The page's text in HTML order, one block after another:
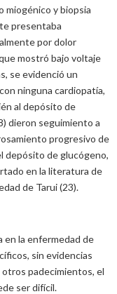
miogénico y biopsia
presentaba
por dolor
mostró bajo voltaje
se evidenció un
ninguna cardiopatía,
al depósito de
dieron seguimiento a
progresivo de
depósito de glucógeno,
en la literatura de
de Tarui (23).
en la enfermedad de
sin evidencias
padecimientos, el
ser difícil.